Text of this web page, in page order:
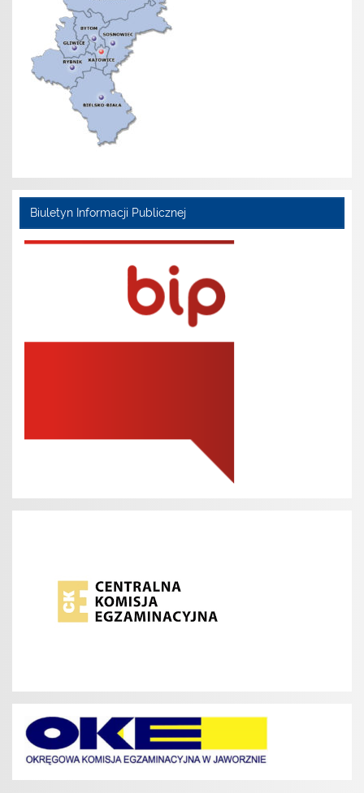
Biuletyn Informacji Publicznej